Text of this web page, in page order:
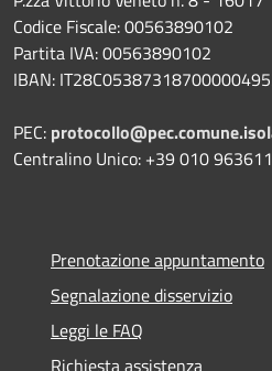
Codice Fiscale: 00563890102
Partita IVA: 00563890102
IBAN:
PEC:
Centralino Unico: +39 010
Prenotazione appuntamento
Segnalazione disservizio
Leggi le FAQ
Richiesta assistenza